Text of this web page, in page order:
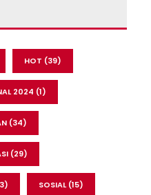
HOT (39)
2024 (1)
(34)
(29)
SOSIAL(15)